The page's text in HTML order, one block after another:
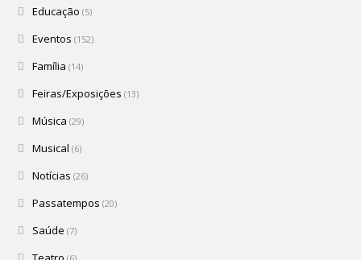
Educação (5)
Eventos (152)
Família (14)
Feiras/Exposições (13)
Música (29)
Musical (6)
Notícias (26)
Passatempos (20)
Saúde (7)